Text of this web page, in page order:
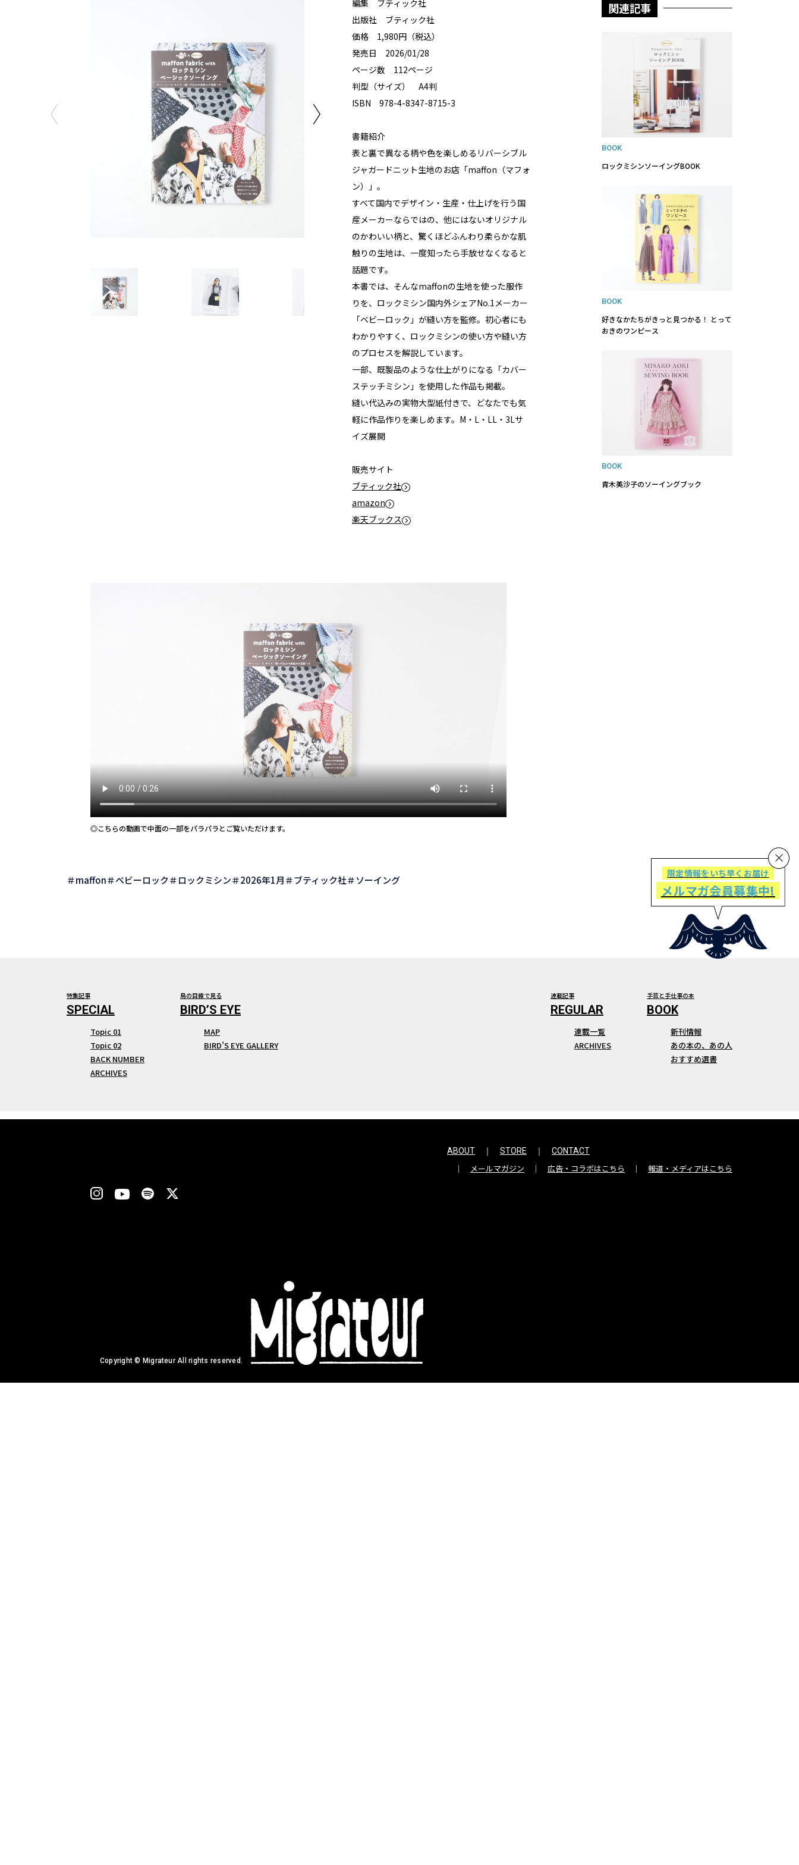
編集 ブティック社
出版社 ブティック社
価格 1,980円（税込）
発売日 2026/01/28
ページ数 112ページ
判型（サイズ） A4判
ISBN 978-4-8347-8715-3
書籍紹介
表と裏で異なる柄や色を楽しめるリバーシブル
ジャガードニット生地のお店「maffon（マフォ
ン）」。
すべて国内でデザイン・生産・仕上げを行う国
産メーカーならではの、他にはないオリジナル
のかわいい柄と、驚くほどふんわり柔らかな肌
触りの生地は、一度知ったら手放せなくなると
話題です。
本書では、そんなmaffonの生地を使った服作
りを、ロックミシン国内外シェアNo.1メーカー
「ベビーロック」が縫い方を監修。初心者にも
わかりやすく、ロックミシンの使い方や縫い方
のプロセスを解説しています。
一部、既製品のような仕上がりになる「カバー
ステッチミシン」を使用した作品も掲載。
縫い代込みの実物大型紙付きで、どなたでも気
軽に作品作りを楽しめます。M・L・LL・3Lサ
イズ展開
販売サイト
ブティック社
amazon
楽天ブックス
◎こちらの動画で中面の一部をパラパラとご覧いただけます。
maffon ベビーロック ロックミシン 2026年1月 ブティック社 ソーイング
関連記事
BOOK
ロックミシンソーイングBOOK
BOOK
好きなかたちがきっと見つかる！ とって
おきのワンピース
BOOK
青木美沙子のソーイングブック
限定情報をいち早くお届け
メルマガ会員募集中!
特集記事
Topic 01
Topic 02
BACK NUMBER
ARCHIVES
鳥の目線で見る
MAP
BIRD’S EYE GALLERY
連載記事
連載一覧
ARCHIVES
手芸と手仕事の本
新刊情報
あの本の、あの人
おすすめ選書
ABOUT STORE CONTACT
メールマガジン 広告・コラボはこちら 報道・メディアはこちら
Copyright © Migrateur All rights reserved.